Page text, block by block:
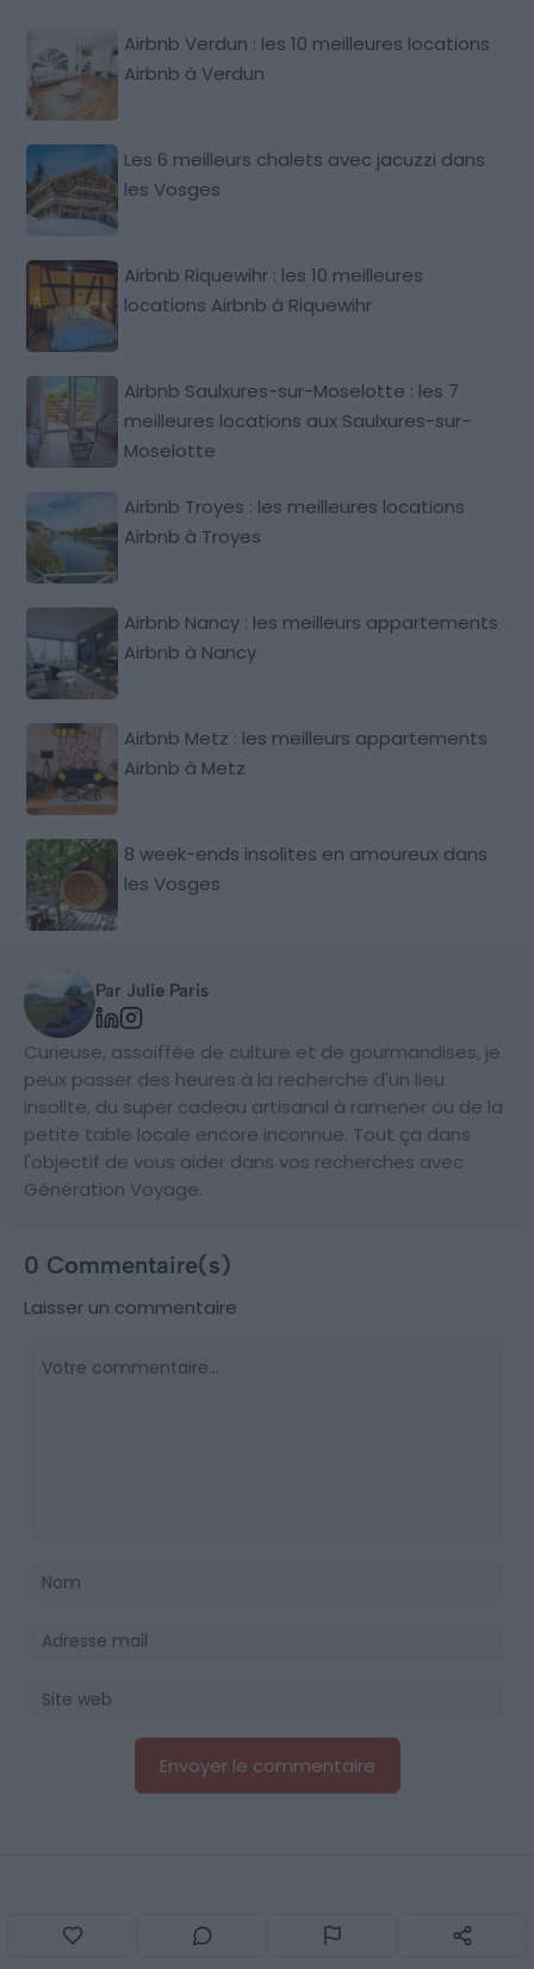
Airbnb Verdun : les 10 meilleures locations
Airbnb à Verdun
Les 6 meilleurs chalets avec jacuzzi dans
les Vosges
Airbnb Riquewihr : les 10 meilleures
locations Airbnb à Riquewihr
Airbnb Saulxures-sur-Moselotte : les 7
meilleures locations aux Saulxures-sur-
Moselotte
Airbnb Troyes : les meilleures locations
Airbnb à Troyes
Airbnb Nancy : les meilleurs appartements
Airbnb à Nancy
Airbnb Metz : les meilleurs appartements
Airbnb à Metz
8 week-ends insolites en amoureux dans
les Vosges
Par Julie Paris
Curieuse, assoiffée de culture et de gourmandises, je
peux passer des heures à la recherche d'un lieu
insolite, du super cadeau artisanal à ramener ou de la
petite table locale encore inconnue. Tout ça dans
l'objectif de vous aider dans vos recherches avec
Génération Voyage.
0 Commentaire(s)
Laisser un commentaire